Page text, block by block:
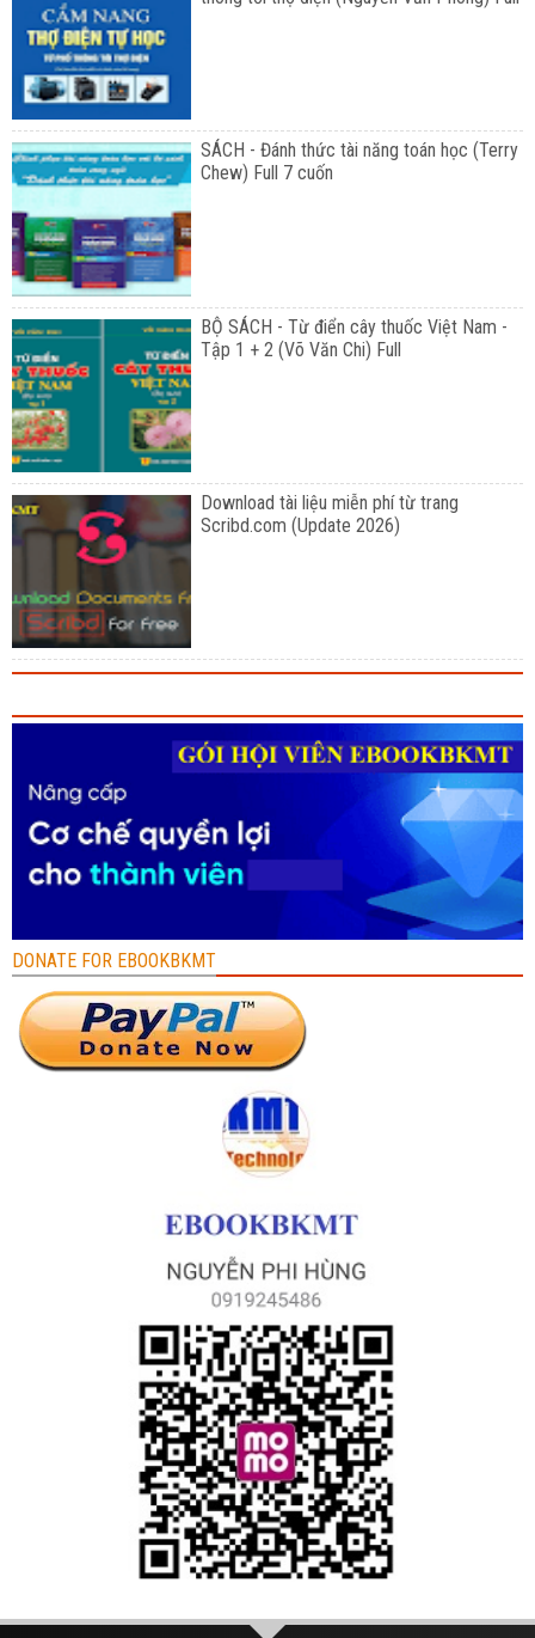
SÁCH - Đánh thức tài năng toán học (Terry
Chew) Full 7 cuốn
BỘ SÁCH - Từ điển cây thuốc Việt Nam -
Tập 1 + 2 (Võ Văn Chi) Full
Download tài liệu miễn phí từ trang
Scribd.com (Update 2026)
DONATE FOR EBOOKBKMT